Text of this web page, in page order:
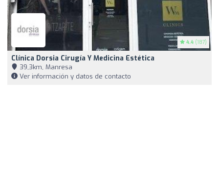
4.4 (187)
Clínica Dorsia Cirugía Y Medicina Estética
39,3km, Manresa
Ver información y datos de contacto